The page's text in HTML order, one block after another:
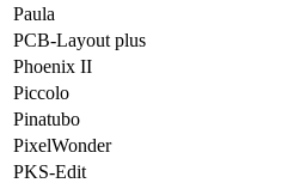
Paula
PCB-Layout plus
Phoenix II
Piccolo
Pinatubo
PixelWonder
PKS-Edit